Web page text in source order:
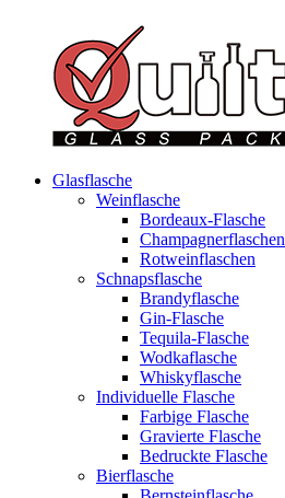
Glasflasche
Weinflasche
Bordeaux-Flasche
Champagnerflaschen
Rotweinflaschen
Schnapsflasche
Brandyflasche
Gin-Flasche
Tequila-Flasche
Wodkaflasche
Whiskyflasche
Individuelle Flasche
Farbige Flasche
Gravierte Flasche
Bedruckte Flasche
Bierflasche